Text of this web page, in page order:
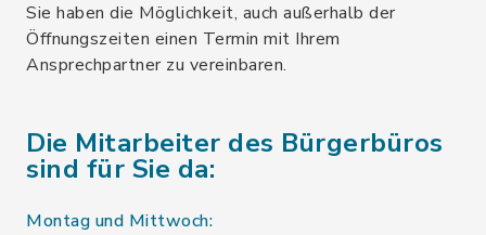
Sie haben die Möglichkeit, auch außerhalb der
Öffnungszeiten einen Termin mit Ihrem
Ansprechpartner zu vereinbaren.
Die Mitarbeiter des Bürgerbüros
sind für Sie da:
Montag und Mittwoch: